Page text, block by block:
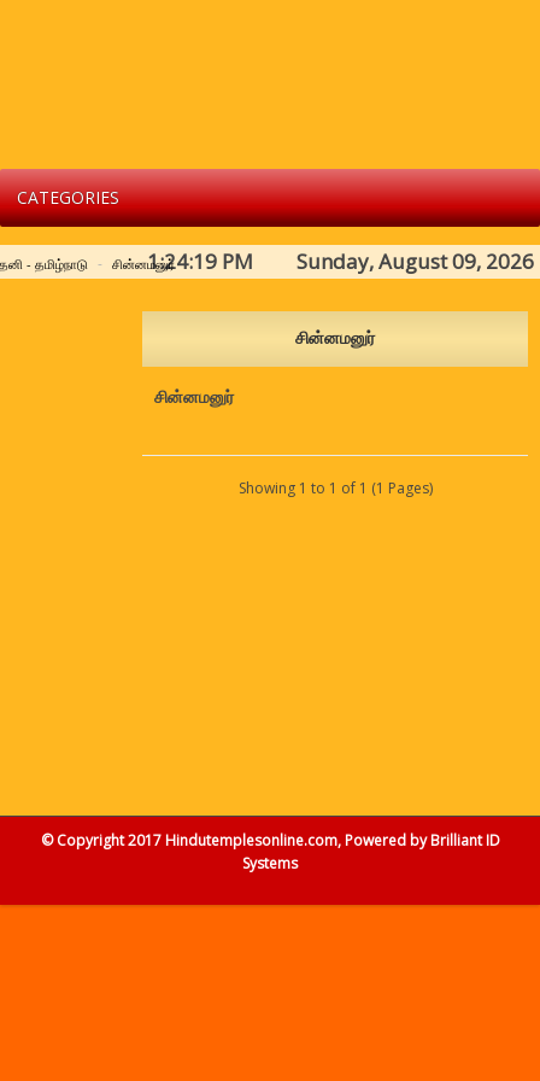
CATEGORIES
1:24:19 PM Sunday, August 09, 2026
- தமிழ்நாடு சின்னமனுர்
சின்னமனுர்
சின்னமனுர்
Showing 1 to 1 of 1 (1 Pages)
© Copyright 2017 Hindutemplesonline.com, Powered byBrilliant ID
Systems